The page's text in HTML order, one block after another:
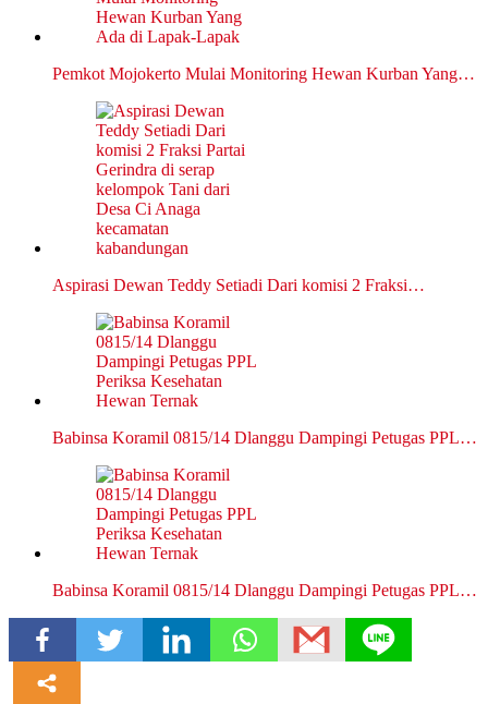
Pemkot Mojokerto Mulai Monitoring Hewan Kurban Yang…
Aspirasi Dewan Teddy Setiadi Dari komisi 2 Fraksi…
Babinsa Koramil 0815/14 Dlanggu Dampingi Petugas PPL…
Babinsa Koramil 0815/14 Dlanggu Dampingi Petugas PPL…